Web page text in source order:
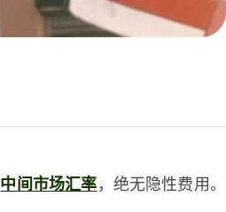
中间市场汇率，绝无隐性费用。